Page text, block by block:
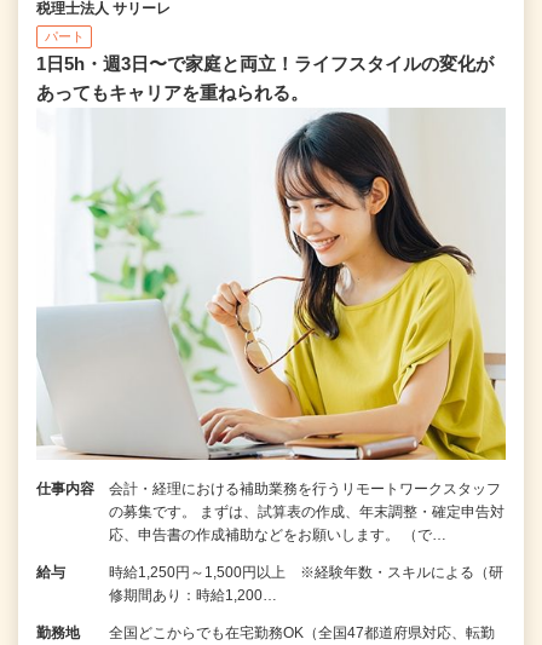
税理士法人 サリーレ
パート
1日5h・週3日〜で家庭と両立！ライフスタイルの変化が
あってもキャリアを重ねられる。
仕事内容
会計・経理における補助業務を行うリモートワークスタッフ
の募集です。 まずは、試算表の作成、年末調整・確定申告対
応、申告書の作成補助などをお願いします。 （で…
給与
時給1,250円～1,500円以上 ※経験年数・スキルによる（研
修期間あり：時給1,200…
勤務地
全国どこからでも在宅勤務OK（全国47都道府県対応、転勤